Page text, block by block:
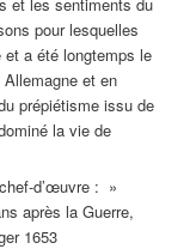
pour lesquelles
a été longtemps le
et en
prépiétisme issu de
la vie de
d’œuvre : »
après la Guerre,
1653